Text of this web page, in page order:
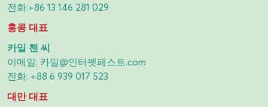
전화:+86 13 146 281 029
홍콩 대표
카밀 첸 씨
이메일: 카밀@인터펫페스트.com
전화: +88 6 939 017 523
대만 대표